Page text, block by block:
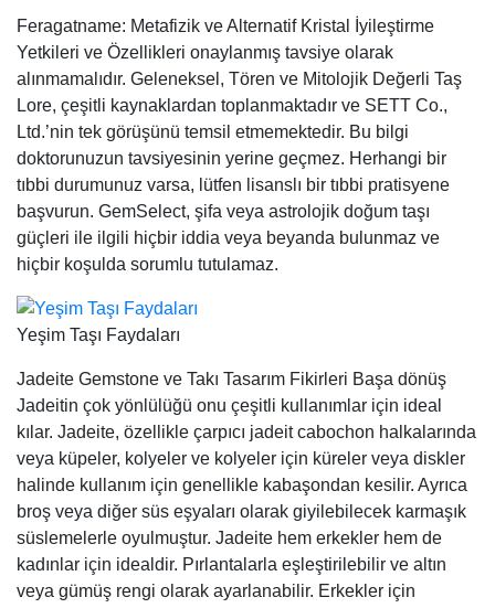
Feragatname: Metafizik ve Alternatif Kristal İyileştirme
Yetkileri ve Özellikleri onaylanmış tavsiye olarak
alınmamalıdır. Geleneksel, Tören ve Mitolojik Değerli Taş
Lore, çeşitli kaynaklardan toplanmaktadır ve SETT Co.,
Ltd.’nin tek görüşünü temsil etmemektedir. Bu bilgi
doktorunuzun tavsiyesinin yerine geçmez. Herhangi bir
tıbbi durumunuz varsa, lütfen lisanslı bir tıbbi pratisyene
başvurun. GemSelect, şifa veya astrolojik doğum taşı
güçleri ile ilgili hiçbir iddia veya beyanda bulunmaz ve
hiçbir koşulda sorumlu tutulamaz.
Yeşim Taşı Faydaları
Jadeite Gemstone ve Takı Tasarım Fikirleri Başa dönüş
Jadeitin çok yönlülüğü onu çeşitli kullanımlar için ideal
kılar. Jadeite, özellikle çarpıcı jadeit cabochon halkalarında
veya küpeler, kolyeler ve kolyeler için küreler veya diskler
halinde kullanım için genellikle kabaşondan kesilir. Ayrıca
broş veya diğer süs eşyaları olarak giyilebilecek karmaşık
süslemelerle oyulmuştur. Jadeite hem erkekler hem de
kadınlar için idealdir. Pırlantalarla eşleştirilebilir ve altın
veya gümüş rengi olarak ayarlanabilir. Erkekler için